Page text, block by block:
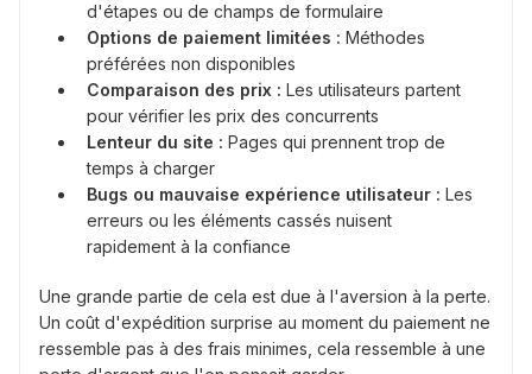
d'étapes ou de champs de formulaire
Options de paiement limitées : Méthodes
préférées non disponibles
Comparaison des prix : Les utilisateurs partent
pour vérifier les prix des concurrents
Lenteur du site : Pages qui prennent trop de
temps à charger
Bugs ou mauvaise expérience utilisateur : Les
erreurs ou les éléments cassés nuisent
rapidement à la confiance
Une grande partie de cela est due à l'aversion à la perte.
Un coût d'expédition surprise au moment du paiement ne
ressemble pas à des frais minimes, cela ressemble à une